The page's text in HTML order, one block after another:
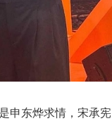
东烨求情，宋承宪